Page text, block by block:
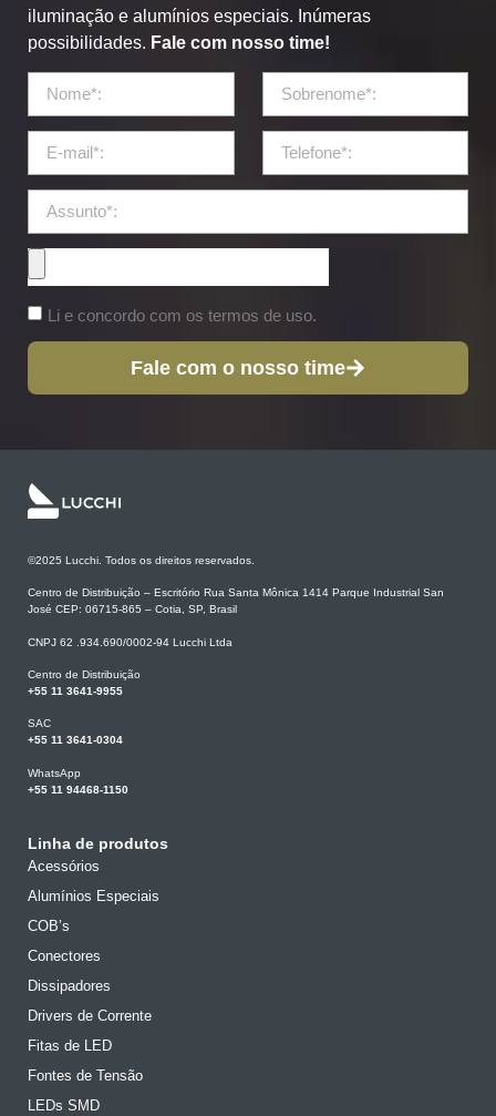
iluminação e alumínios especiais. Inúmeras
possibilidades. Fale com nosso time!
Li e concordo com os termos de uso.
Fale com o nosso time
©2025 Lucchi. Todos os direitos reservados.
Centro de Distribuição – Escritório Rua Santa Mônica 1414 Parque Industrial San
José CEP: 06715-865 – Cotia, SP, Brasil
CNPJ 62 .934.690/0002-94 Lucchi Ltda
Centro de Distribuição
+55 11 3641-9955
SAC
+55 11 3641-0304
WhatsApp
+55 11 94468-1150
Linha de produtos
Acessórios
Alumínios Especiais
COB’s
Conectores
Dissipadores
Drivers de Corrente
Fitas de LED
Fontes de Tensão
LEDs SMD